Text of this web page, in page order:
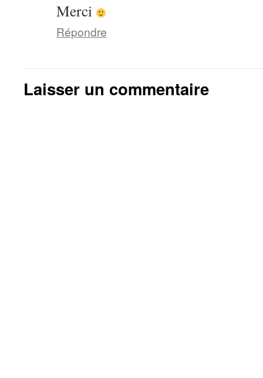
Merci
Répondre
Laisser un commentaire